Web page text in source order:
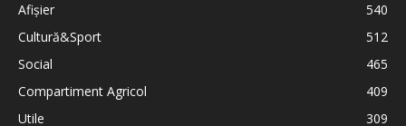
Afișier
540
Cultură&Sport
512
Social
465
Compartiment Agricol
409
Utile
309